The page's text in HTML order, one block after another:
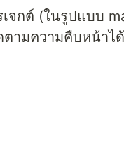
จกต์ (ในรูปแบบ
ามความคืบหน้าไ